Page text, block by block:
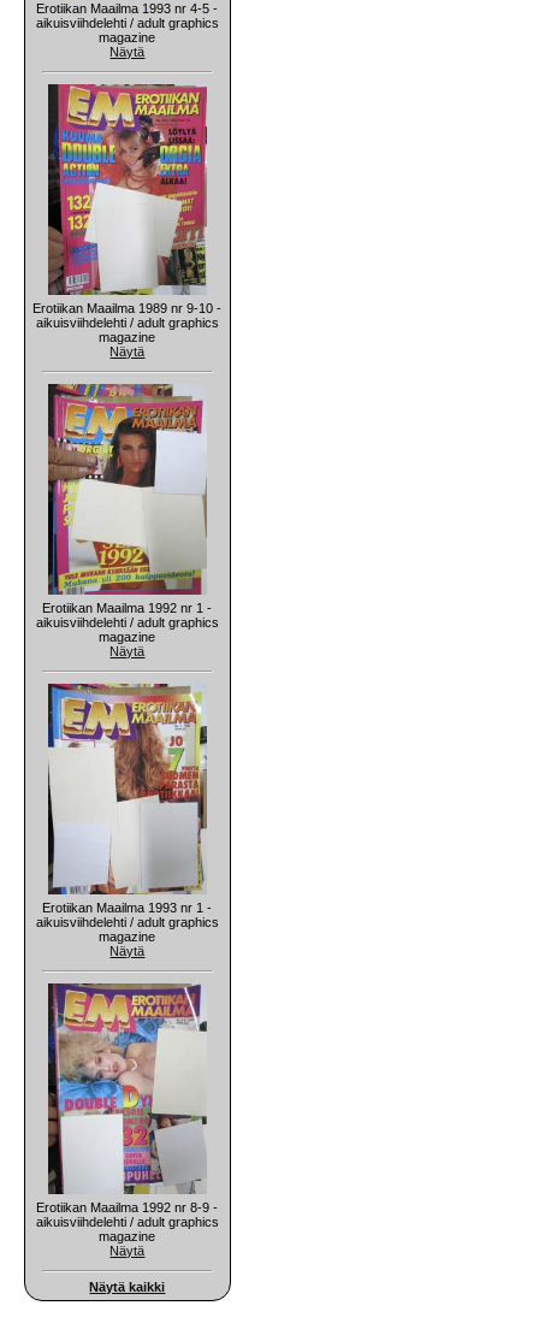
Erotiikan Maailma 1993 nr 4-5 -
aikuisviihdelehti / adult graphics
magazine
Näytä
Erotiikan Maailma 1989 nr 9-10 -
aikuisviihdelehti / adult graphics
magazine
Näytä
Erotiikan Maailma 1992 nr 1 -
aikuisviihdelehti / adult graphics
magazine
Näytä
Erotiikan Maailma 1993 nr 1 -
aikuisviihdelehti / adult graphics
magazine
Näytä
Erotiikan Maailma 1992 nr 8-9 -
aikuisviihdelehti / adult graphics
magazine
Näytä
Näytä kaikki